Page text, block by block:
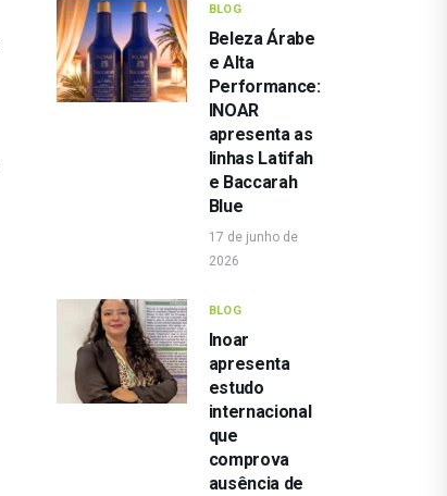
BLOG
Beleza Árabe
e Alta
Performance:
INOAR
apresenta as
linhas Latifah
e Baccarah
Blue
17 de junho de
2026
BLOG
Inoar
apresenta
estudo
internacional
que
comprova
ausência de